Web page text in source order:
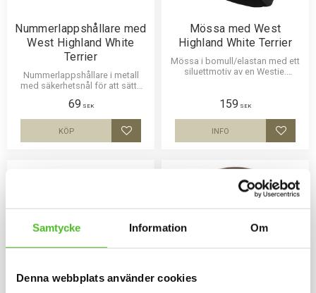
Samtycke Information Om
Denna webbplats använder cookies
Nummerlappshållare med
West Highland White
Terrier
Nummerlappshållare i metall
med säkerhetsnål för att sätta
klämma för nummerlappen.
Bilden är ca 27mm i diameter
och laminerad för att vara hållbar
och ge ett uttryck av djup i
69 SEK
Lägg till i favoriter
KÖP
Mössa med West
Highland White Terrier
Mössa i bomull/elastan med ett
siluettmotiv av en Westie.
159 SEK
Lägg
INFO